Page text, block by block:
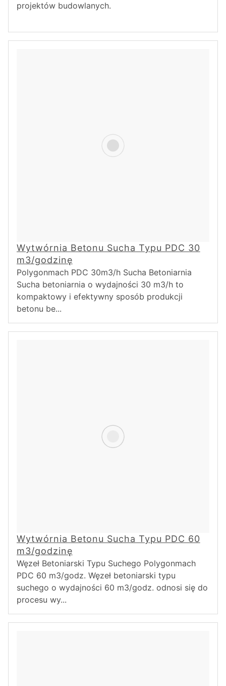
projektów budowlanych.
Wytwórnia Betonu Sucha Typu PDC 30
m3/godzinę
Polygonmach PDC 30m3/h Sucha Betoniarnia
Sucha betoniarnia o wydajności 30 m3/h to
kompaktowy i efektywny sposób produkcji
betonu be...
Wytwórnia Betonu Sucha Typu PDC 60
m3/godzinę
Węzeł Betoniarski Typu Suchego Polygonmach
PDC 60 m3/godz. Węzeł betoniarski typu
suchego o wydajności 60 m3/godz. odnosi się do
procesu wy...